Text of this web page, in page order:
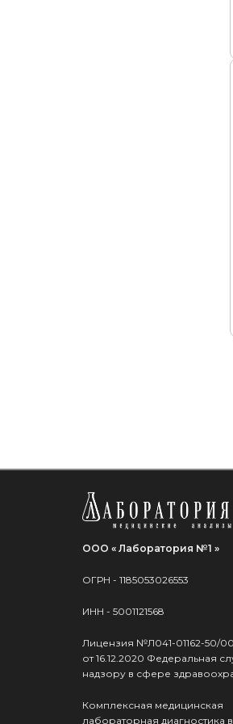
ООО « Лаборатория №1 »
ОГРН - 1185053026553
ИНН - 5001121568
Лицензия №Л041-01162-50/
от 16.12.2020 Федеральная
надзору в сфере
Комплексная медицинская
лабораторная диагностика в